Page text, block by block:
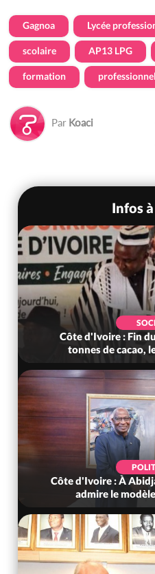
Gagnoa Lycée
scolaire AP13 LPG
formation
Par Koaci
Infos
Côte d'Ivoire : Fin
tonnes de cacao,
Côte d'Ivoire : À
admire le